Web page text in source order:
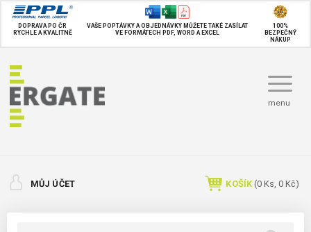
DOPRAVA PO ČR
RYCHLE A KVALITNĚ
VAŠE POPTÁVKY A OBJEDNÁVKY MŮŽETE TAKÉ ZASÍLAT
VE FORMÁTECH PDF, WORD A EXCEL
100%
BEZPEČNÝ
NÁKUP
menu
MŮJ ÚČET KOŠÍK (0 Ks, 0 Kč)